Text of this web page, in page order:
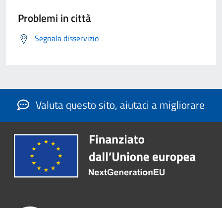
Problemi in città
Segnala disservizio
Valuta questo sito, aiutaci a migliorare